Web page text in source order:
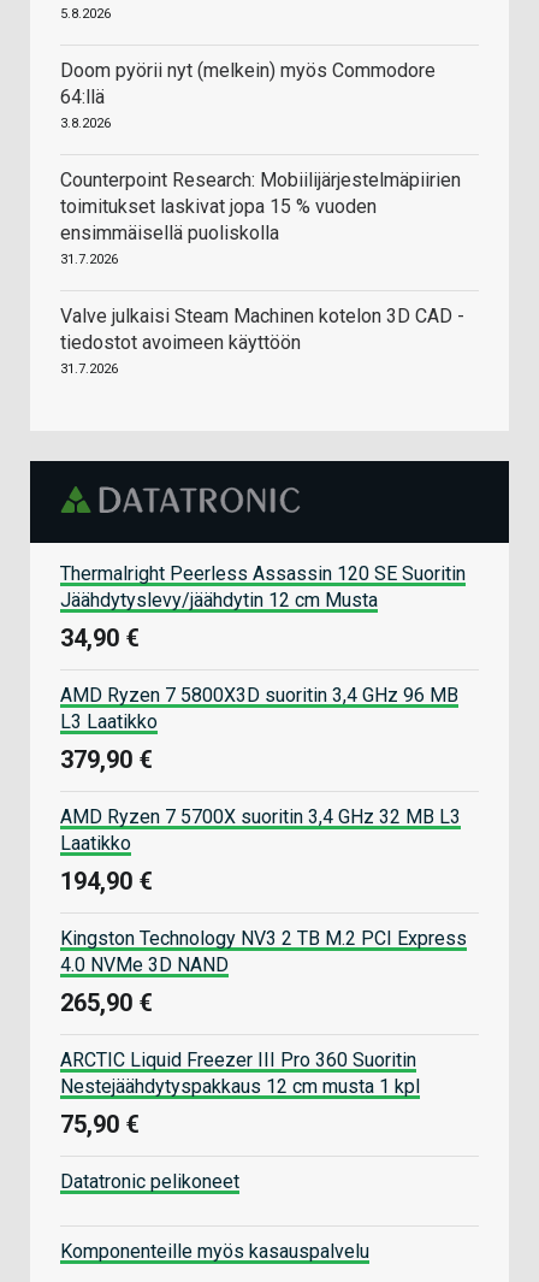
5.8.2026
Doom pyörii nyt (melkein) myös Commodore
64:llä
3.8.2026
Counterpoint Research: Mobiilijärjestelmäpiirien
toimitukset laskivat jopa 15 % vuoden
ensimmäisellä puoliskolla
31.7.2026
Valve julkaisi Steam Machinen kotelon 3D CAD -
tiedostot avoimeen käyttöön
31.7.2026
Thermalright Peerless Assassin 120 SE Suoritin
Jäähdytyslevy/jäähdytin 12 cm Musta
34,90 €
AMD Ryzen 7 5800X3D suoritin 3,4 GHz 96 MB
L3 Laatikko
379,90 €
AMD Ryzen 7 5700X suoritin 3,4 GHz 32 MB L3
Laatikko
194,90 €
Kingston Technology NV3 2 TB M.2 PCI Express
4.0 NVMe 3D NAND
265,90 €
ARCTIC Liquid Freezer III Pro 360 Suoritin
Nestejäähdytyspakkaus 12 cm musta 1 kpl
75,90 €
Datatronic pelikoneet
Komponenteille myös kasauspalvelu